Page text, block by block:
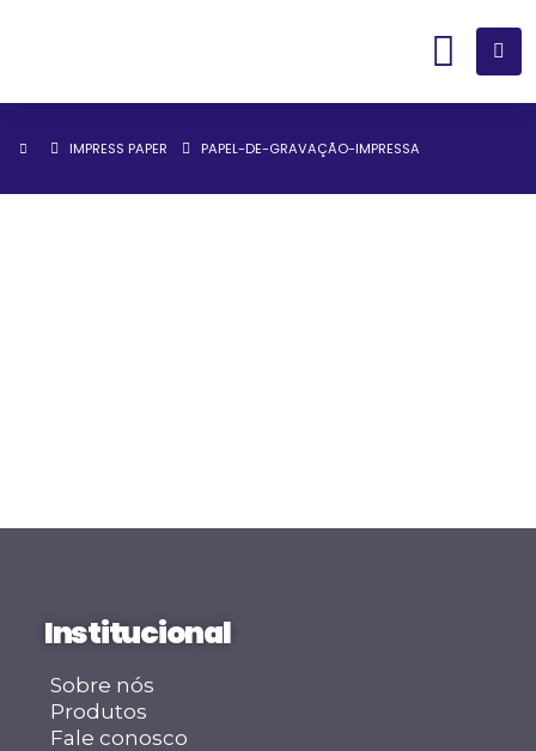
IMPRESS PAPER PAPEL-DE-GRAVAÇÃO-IMPRESSA
Institucional
Sobre nós
Produtos
Fale conosco